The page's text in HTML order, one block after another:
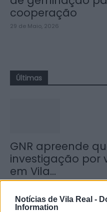
Notícias de Vila Real -
Information
cooperação
29 de Maio, 2026
Últimas
GNR apreende
investigação por
em Vila...